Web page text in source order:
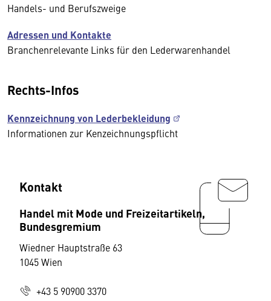
Handels- und Berufszweige
Adressen und Kontakte
Branchenrelevante Links für den Lederwarenhandel
Rechts-Infos
Kennzeichnung von Lederbekleidung
Informationen zur Kenzeichnungspflicht
Kontakt
Handel mit Mode und Freizeitartikeln,
Bundesgremium
Wiedner Hauptstraße 63
1045 Wien
+43 5 90900 3370